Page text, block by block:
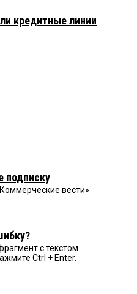
кредитные линии
подписку
вести»
с текстом
Ctrl + Enter.